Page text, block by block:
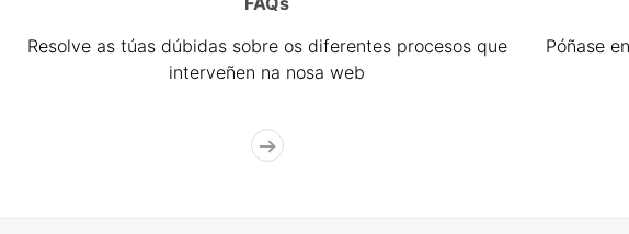
Resolve as túas dúbidas sobre os diferentes procesos que
interveñen na nosa web
Póñase